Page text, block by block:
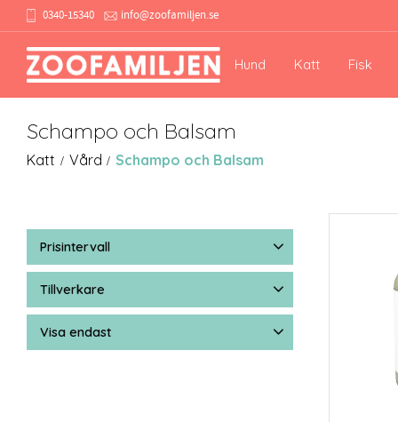
0340-15340 info@zoofamiljen.se
Hund Katt Fisk
Schampo och Balsam
Katt Vård Schampo och Balsam
Prisintervall
89 289
Tillverkare
Allergenius 1 Earth rated
2
Visa endast